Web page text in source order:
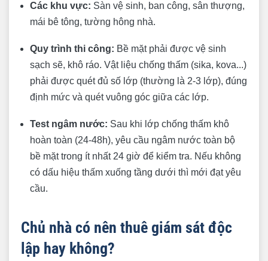
Các khu vực: Sàn vệ sinh, ban công, sân thượng,
mái bê tông, tường hông nhà.
Quy trình thi công: Bề mặt phải được vệ sinh
sạch sẽ, khô ráo. Vật liệu chống thấm (sika, kova...)
phải được quét đủ số lớp (thường là 2-3 lớp), đúng
định mức và quét vuông góc giữa các lớp.
Test ngâm nước: Sau khi lớp chống thấm khô
hoàn toàn (24-48h), yêu cầu ngâm nước toàn bộ
bề mặt trong ít nhất 24 giờ để kiểm tra. Nếu không
có dấu hiệu thấm xuống tầng dưới thì mới đạt yêu
cầu.
Chủ nhà có nên thuê giám sát độc
lập hay không?